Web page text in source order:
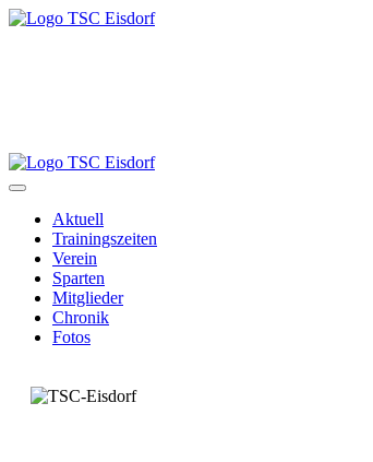
Aktuell
Trainingszeiten
Verein
Sparten
Mitglieder
Chronik
Fotos